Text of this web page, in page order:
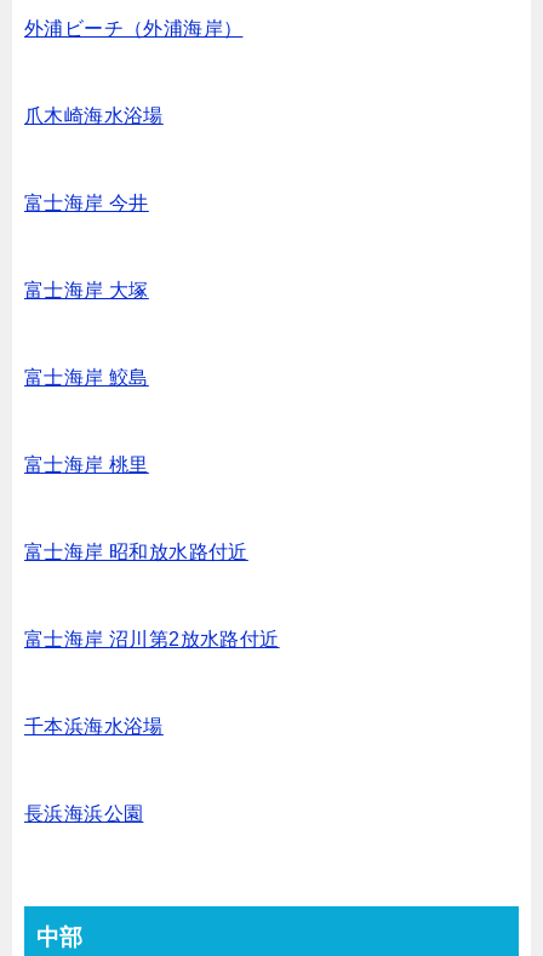
外浦ビーチ（外浦海岸）
爪木崎海水浴場
富士海岸 今井
富士海岸 大塚
富士海岸 鮫島
富士海岸 桃里
富士海岸 昭和放水路付近
富士海岸 沼川第2放水路付近
千本浜海水浴場
長浜海浜公園
中部